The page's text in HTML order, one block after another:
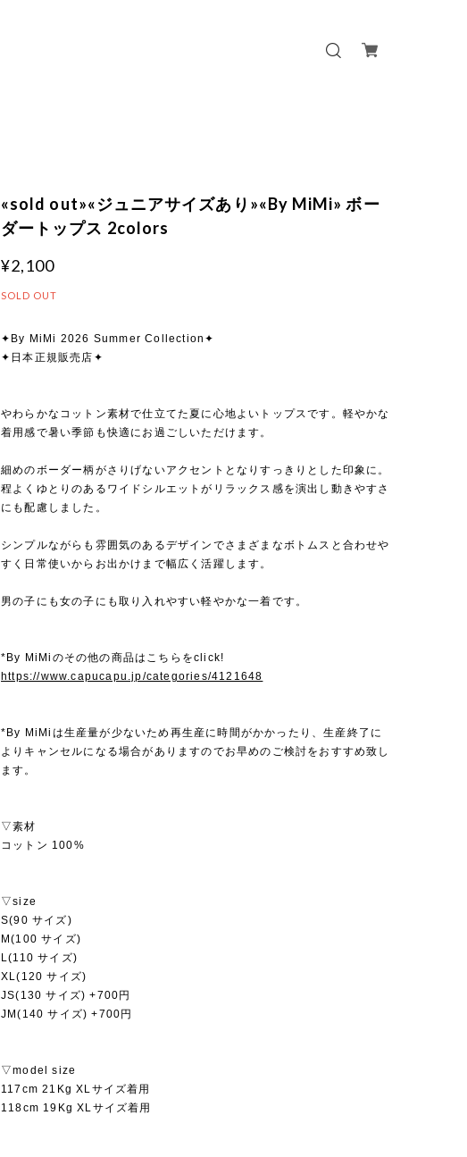
«sold out»«ジュニアサイズあり»«By MiMi» ボー
ダートップス 2colors
¥2,100
SOLD OUT
✦By MiMi 2026 Summer Collection✦
✦日本正規販売店✦
やわらかなコットン素材で仕立てた夏に心地よいトップスです。軽やかな
着用感で暑い季節も快適にお過ごしいただけます。
細めのボーダー柄がさりげないアクセントとなりすっきりとした印象に。
程よくゆとりのあるワイドシルエットがリラックス感を演出し動きやすさ
にも配慮しました。
シンプルながらも雰囲気のあるデザインでさまざまなボトムスと合わせや
すく日常使いからお出かけまで幅広く活躍します。
男の子にも女の子にも取り入れやすい軽やかな一着です。
*By MiMiのその他の商品はこちらをclick!
https://www.capucapu.jp/categories/4121648
*By MiMiは生産量が少ないため再生産に時間がかかったり、生産終了に
よりキャンセルになる場合がありますのでお早めのご検討をおすすめ致し
ます。
▽素材
コットン 100%
▽size
S(90 サイズ)
M(100 サイズ)
L(110 サイズ)
XL(120 サイズ)
JS(130 サイズ) +700円
JM(140 サイズ) +700円
▽model size
117cm 21Kg XLサイズ着用
118cm 19Kg XLサイズ着用